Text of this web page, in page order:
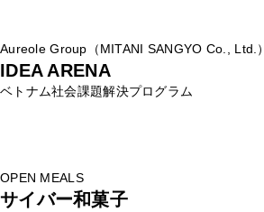
Aureole Group（MITANI SANGYO Co., Ltd.）
IDEA ARENA
ベトナム社会課題解決プログラム
OPEN MEALS
サイバー和菓子